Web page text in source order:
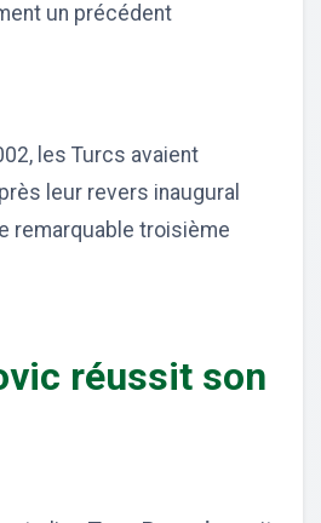
un précédent
les Turcs avaient
leur revers inaugural
remarquable troisième
réussit son